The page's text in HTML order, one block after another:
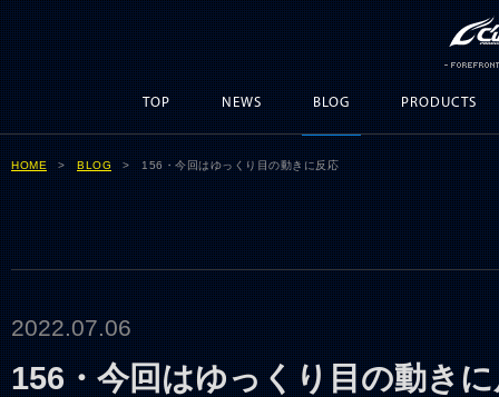
TOP NEWS BLOG PRODUCTS
HOME >BLOG > 156・今回はゆっくり目の動きに反応
2022.07.06
156・今回はゆっくり目の動き